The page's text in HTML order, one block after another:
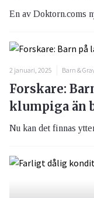
En av Doktorn.coms
2 januari, 2025 Barn &
Forskare:
klumpiga än
Nu kan det finnas